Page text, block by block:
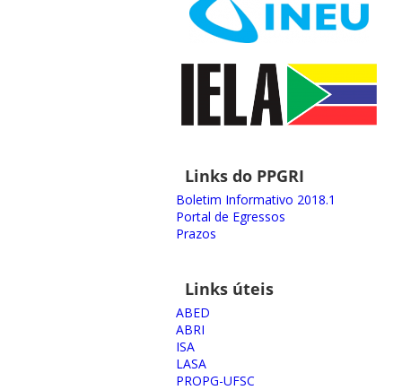
Links do PPGRI
Boletim Informativo 2018.1
Portal de Egressos
Prazos
Links úteis
ABED
ABRI
ISA
LASA
PROPG-UFSC